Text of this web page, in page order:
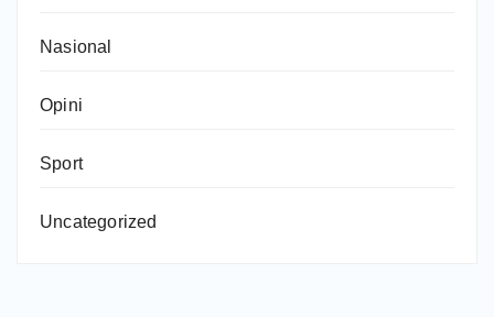
Nasional
Opini
Sport
Uncategorized